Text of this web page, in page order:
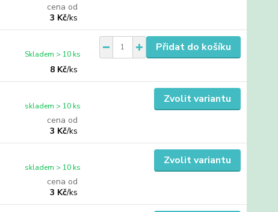
cena od
3 Kč/ks
8 Kč/ks
Skladem > 10 ks
Přidat do košíku
cena od
3 Kč/ks
skladem > 10 ks
Zvolit variantu
cena od
3 Kč/ks
skladem > 10 ks
Zvolit variantu